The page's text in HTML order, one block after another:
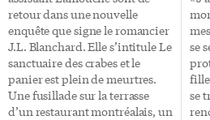
controversés Érigé en 1925,
l’imposant monument est
«controversée» aujourd’hui en
raison d’éléments, à sa base,
représentant un Autochtone au
pied […]
la
12
retour dans une nouvelle
enquête que signe le romancier
J.L. Blanchard. Elle s’intitule Le
sanctuaire des crabes et le
panier est plein de meurtres.
Une fusillade sur la terrasse
d’un restaurant montréalais, un
se
fille
se